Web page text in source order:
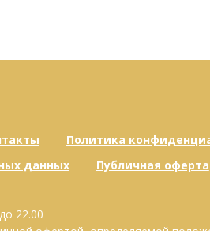
Политика
данных
Публичная оферта
22.00